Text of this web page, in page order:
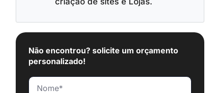
Não encontrou? solicite um orçamento
personalizado!